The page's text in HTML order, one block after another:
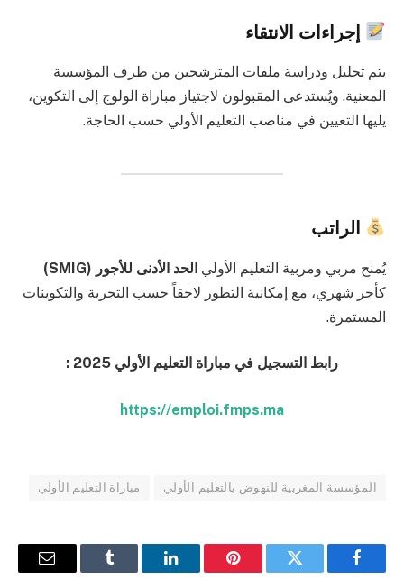
إجراءات الانتقاء
يتم تحليل ودراسة ملفات المترشحين من طرف المؤسسة
المعنية. ويُستدعى المقبولون لاجتياز مباراة الولوج إلى التكوين،
يليها التعيين في مناصب التعليم الأولي حسب الحاجة.
الراتب
يُمنح مربي ومربية التعليم الأولي الحد الأدنى للأجور (SMIG)
كأجر شهري، مع إمكانية التطور لاحقاً حسب التجربة والتكوينات
المستمرة.
رابط التسجيل في مباراة التعليم الأولي 2025 :
https://emploi.fmps.ma
المؤسسة المغربية للنهوض بالتعليم الأولي مباراة التعليم الأولي
فيسبوك تويتر بينتيريستلينكدإن Tumblr
البريد